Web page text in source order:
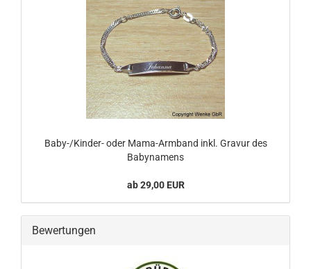
Baby-/Kinder- oder Mama-Armband inkl. Gravur des
Babynamens
ab 29,00 EUR
Bewertungen